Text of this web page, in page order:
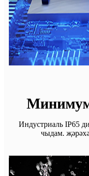
Минимум
Индустриаль IP65
чыдам.